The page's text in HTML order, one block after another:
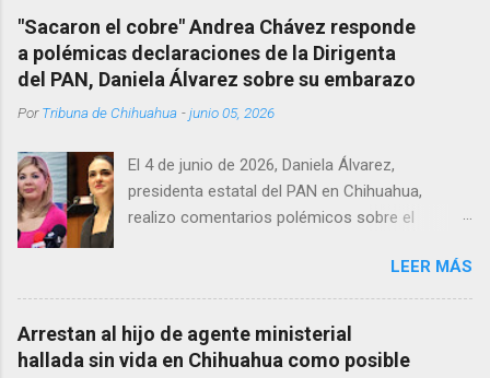
se habría quitado la vida mientras permanecía
encerrado en el consultorio, por lo que
autoridades tuvieron que derribar la puerta,
Estrada, quien se desempeñó como presidente
un médico reconocido en la región.
"Sacaron el cobre" Andrea Chávez responde
a polémicas declaraciones de la Dirigenta
del PAN, Daniela Álvarez sobre su embarazo
PorTribuna de Chihuahua -junio 05, 2026
El 4 de junio de 2026, Daniela Álvarez,
presidenta estatal del PAN en Chihuahua,
realizo comentarios polémicos sobre el
Chávez. “acuérdense que su bebé está por
nacer”, expresó al ser cuestionada sobre si la
retaría a tomarse una foto en un restaurante
de Texas como una prueba de que si cuenta
LEER MÁS
Arrestan al hijo de agente ministerial
hallada sin vida en Chihuahua como posible